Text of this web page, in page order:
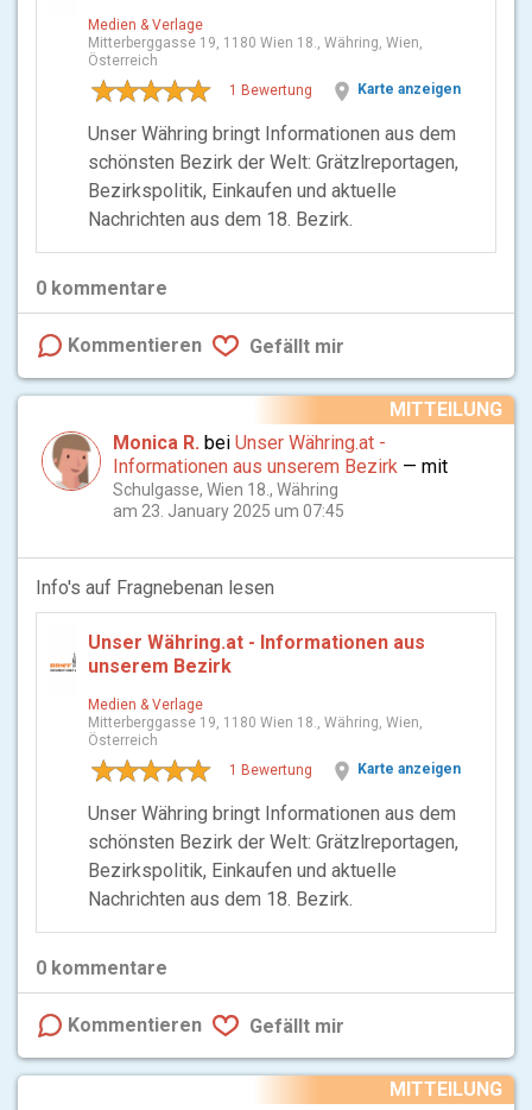
Medien & Verlage
Mitterberggasse 19, 1180 Wien 18., Währing, Wien,
Österreich
1 Bewertung
location_on Karte anzeigen
Unser Währing bringt Informationen aus dem
schönsten Bezirk der Welt: Grätzlreportagen,
Bezirkspolitik, Einkaufen und aktuelle
Nachrichten aus dem 18. Bezirk.
0 kommentare
Kommentieren Gefällt mir
MITTEILUNG
Monica R. bei Unser Währing.at -
Informationen aus unserem Bezirk — mit
Schulgasse, Wien 18., Währing
am 23. January 2025 um 07:45
Info's auf Fragnebenan lesen
Unser Währing.at - Informationen aus
unserem Bezirk
Medien & Verlage
Mitterberggasse 19, 1180 Wien 18., Währing, Wien,
Österreich
1 Bewertung
location_on Karte anzeigen
Unser Währing bringt Informationen aus dem
schönsten Bezirk der Welt: Grätzlreportagen,
Bezirkspolitik, Einkaufen und aktuelle
Nachrichten aus dem 18. Bezirk.
0 kommentare
Kommentieren Gefällt mir
MITTEILUNG